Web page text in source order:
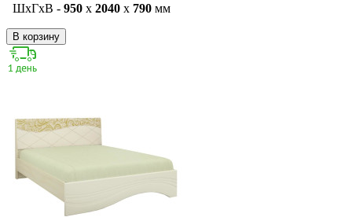
ШxГxВ - 950 x 2040 x 790 мм
В корзину